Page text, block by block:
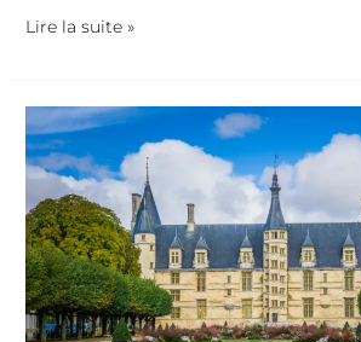
Lire la suite »
Escapade
à
Nevers
🚗
:
5
idées
de